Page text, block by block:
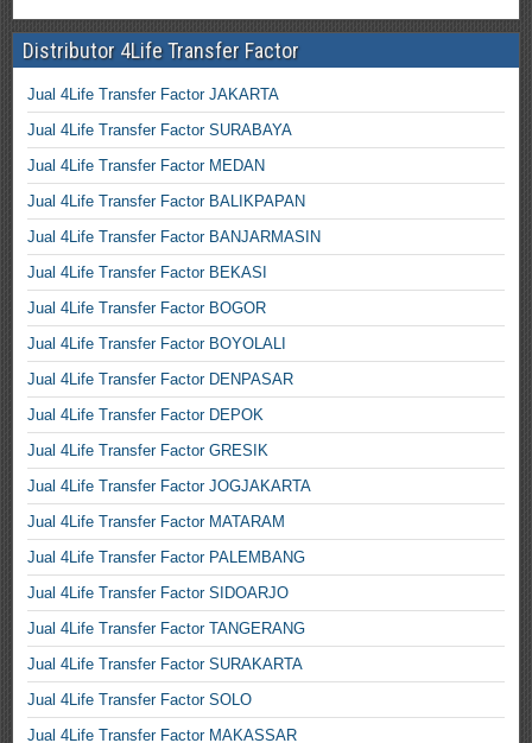
Distributor 4Life Transfer Factor
Jual 4Life Transfer Factor JAKARTA
Jual 4Life Transfer Factor SURABAYA
Jual 4Life Transfer Factor MEDAN
Jual 4Life Transfer Factor BALIKPAPAN
Jual 4Life Transfer Factor BANJARMASIN
Jual 4Life Transfer Factor BEKASI
Jual 4Life Transfer Factor BOGOR
Jual 4Life Transfer Factor BOYOLALI
Jual 4Life Transfer Factor DENPASAR
Jual 4Life Transfer Factor DEPOK
Jual 4Life Transfer Factor GRESIK
Jual 4Life Transfer Factor JOGJAKARTA
Jual 4Life Transfer Factor MATARAM
Jual 4Life Transfer Factor PALEMBANG
Jual 4Life Transfer Factor SIDOARJO
Jual 4Life Transfer Factor TANGERANG
Jual 4Life Transfer Factor SURAKARTA
Jual 4Life Transfer Factor SOLO
Jual 4Life Transfer Factor MAKASSAR